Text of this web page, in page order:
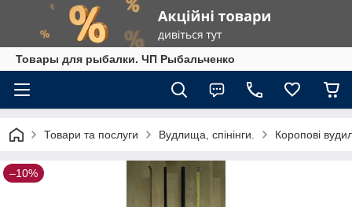
Товары для рыбалки. ЧП Рыбальченко
Товари та послуги Вудлища, спінінги. Коропові
–10%